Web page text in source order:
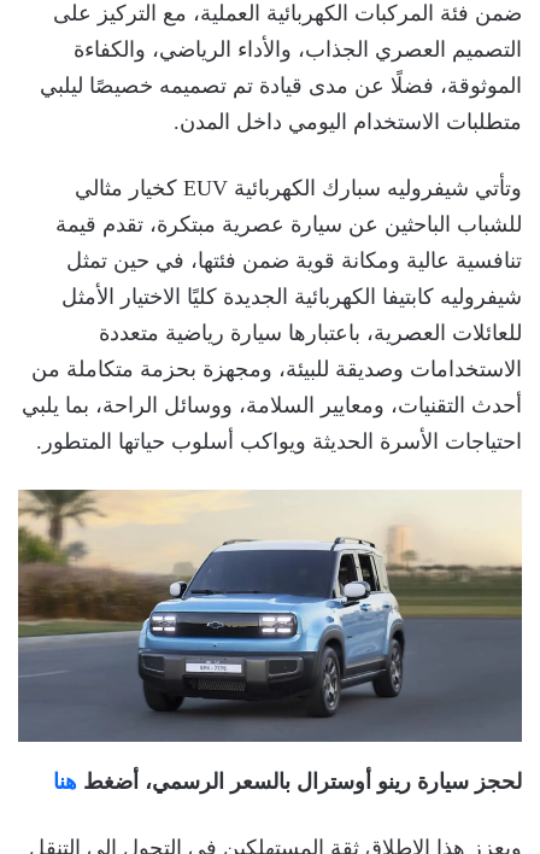
ضمن فئة المركبات الكهربائية العملية، مع التركيز على
التصميم العصري الجذاب، والأداء الرياضي، والكفاءة
الموثوقة، فضلًا عن مدى قيادة تم تصميمه خصيصًا ليلبي
متطلبات الاستخدام اليومي داخل المدن.
وتأتي شيفروليه سبارك الكهربائية EUV كخيار مثالي
للشباب الباحثين عن سيارة عصرية مبتكرة، تقدم قيمة
تنافسية عالية ومكانة قوية ضمن فئتها، في حين تمثل
شيفروليه كابتيفا الكهربائية الجديدة كليًا الاختيار الأمثل
للعائلات العصرية، باعتبارها سيارة رياضية متعددة
الاستخدامات وصديقة للبيئة، ومجهزة بحزمة متكاملة من
أحدث التقنيات، ومعايير السلامة، ووسائل الراحة، بما يلبي
احتياجات الأسرة الحديثة ويواكب أسلوب حياتها المتطور.
لحجز سيارة رينو أوسترال بالسعر الرسمي، أضغط هنا
ويعزز هذا الإطلاق ثقة المستهلكين في التحول إلى التنقل